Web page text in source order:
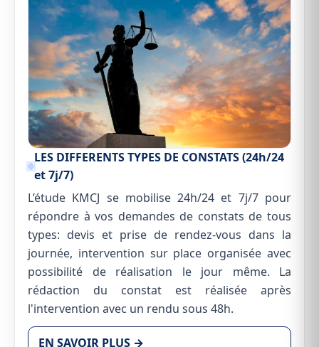
LES DIFFERENTS TYPES DE CONSTATS (24h/24
et 7j/7)
L’étude KMCJ se mobilise 24h/24 et 7j/7 pour
répondre à vos demandes de constats de tous
types: devis et prise de rendez-vous dans la
journée, intervention sur place organisée avec
possibilité de réalisation le jour même. La
rédaction du constat est réalisée après
l'intervention avec un rendu sous 48h.
EN SAVOIR PLUS →